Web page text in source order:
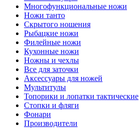
Многофункциональные ножи
Ножи танто
Скрытого ношения
Рыбацкие ножи
Филейные ножи
Кухонные ножи
Ножны и чехлы
Все для заточки
Аксессуары для ножей
Мультитулы
Топорики и лопатки тактические
Стопки и фляги
Фонари
Производители